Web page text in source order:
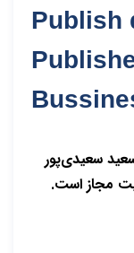
Publish
سعیدی‌پور
مجاز است.